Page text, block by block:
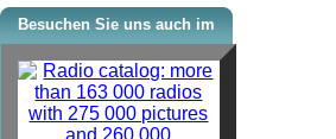
Besuchen Sie uns auch im